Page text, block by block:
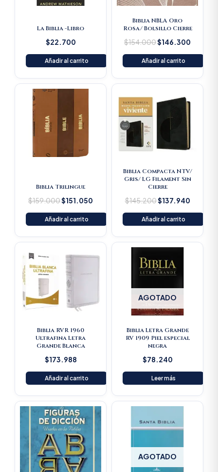
La Biblia -Libro
$22.700
Añadir al carrito
Biblia NBLA Oro
Rosa/ Bolsillo Cierre
$154.000$146.300
Añadir al carrito
Biblia Trilingue
$159.000
Original
$159.000.
$151.050
Current
$151.050.
Añadir al carrito
Biblia Compacta NTV/
Gris/ LG Filament Sin
Cierre
$145.200
was:
$145.200.
$137.940
Current
is:
Añadir al carrito
Biblia RVR 1960
Ultrafina Letra
Grande Blanca
$173.988
Añadir al carrito
AGOTADO
Biblia Letra Grande
RV 1909 Piel especial
negra
$78.240
Leer más
Original
price
was:
$125.900.
Current
price
AGOTADO